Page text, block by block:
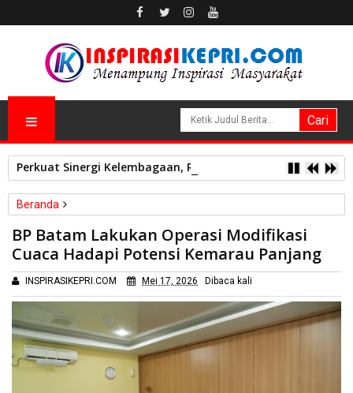
Perkuat Sinergi Kelembagaan, RSBP Batam dan BPOM
Beranda
BP Batam Lakukan Operasi Modifikasi Cuaca Hadapi Potensi
BP Batam Lakukan Operasi Modifikasi
Cuaca Hadapi Potensi Kemarau Panjang
INSPIRASIKEPRI.COM Mei 17, 2026 Dibaca kali